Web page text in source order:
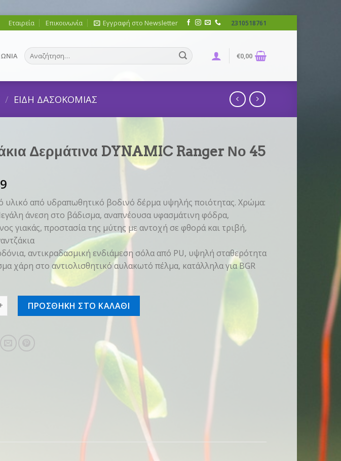
Εταιρεία Επικοινωνία Εγγραφή στο Newsletter 2310518761
Αναζήτηση
για:
€0,00
/ ΕΙΔΗ ΔΑΣΟΚΟΜΙΑΣ
Δερμάτινα DYNAMIC Ranger Νο 45
υλικό από υδραπωθητικό βοδινό δέρμα υψηλής ποιότητας. Χρώμα:
άνεση στο βάδισμα, αναπνέουσα υφασμάτινη φόδρα,
γιακάς, προστασία της μύτης με αντοχή σε φθορά και τριβή,
αντικραδασμική ενδιάμεση σόλα από PU, υψηλή σταθερότητα
χάρη στο αντιολισθητικό αυλακωτό πέλμα, κατάλληλα για BGR
Δερμάτινα DYNAMIC Ranger Νο 45 ποσότητα
ΠΡΟΣΘΗΚΗ ΣΤΟ ΚΑΛΑΘΙ